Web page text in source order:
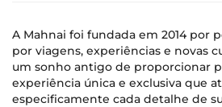
A Mahnai foi fundada em 2014 por
por viagens, experiências e novas
um sonho antigo de proporcionar
experiência única e exclusiva que
especificamente cada detalhe de